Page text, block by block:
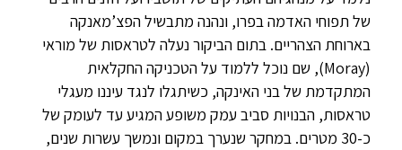
של תפוחי האדמה בפרו, ונהנה מתבשיל הפצ’מאנקה
בארוחת הצהריים. בתום הביקור נעלה לטראסות של מוראי
(Moray), שם נוכל ללמוד על הטכניקה החקלאית
המתקדמת של בני האינקה, כשיתגלו לנגד עיננו מעגלי
טראסות, הבנויות סביב עמק משופע המגיע עד לעומק של
כ-30 מטרים. במחקר שנערך במקום ונמשך עשרות שנים,